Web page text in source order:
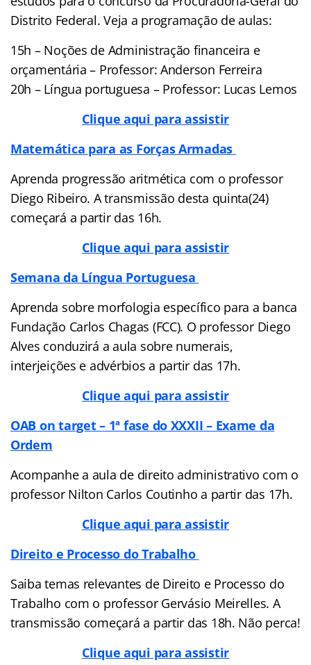
Distrito Federal. Veja a programação de aulas:
15h – Noções de Administração financeira e
orçamentária – Professor: Anderson Ferreira
20h – Língua portuguesa – Professor: Lucas Lemos
Clique aqui para assistir
Matemática para as Forças Armadas
Aprenda progressão aritmética com o professor
Diego Ribeiro. A transmissão desta quinta(24)
começará a partir das 16h.
Clique aqui para assistir
Semana da Língua Portuguesa
Aprenda sobre morfologia específico para a banca
Fundação Carlos Chagas (FCC). O professor Diego
Alves conduzirá a aula sobre numerais,
interjeições e advérbios a partir das 17h.
Clique aqui para assistir
OAB on target – 1ª fase do XXXII – Exame da
Ordem
Acompanhe a aula de direito administrativo com o
professor Nilton Carlos Coutinho a partir das 17h.
Clique aqui para assistir
Direito e Processo do Trabalho
Saiba temas relevantes de Direito e Processo do
Trabalho com o professor Gervásio Meirelles. A
transmissão começará a partir das 18h. Não perca!
Clique aqui para assistir